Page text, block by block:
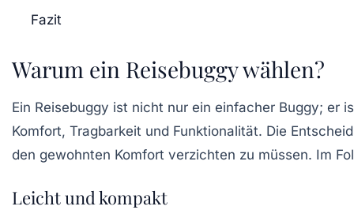
Fazit
Warum ein Reisebuggy wählen?
Ein Reisebuggy ist nicht nur ein einfacher Buggy; er
Komfort, Tragbarkeit und Funktionalität. Die
den gewohnten Komfort verzichten zu müssen. Im
Leicht und kompakt